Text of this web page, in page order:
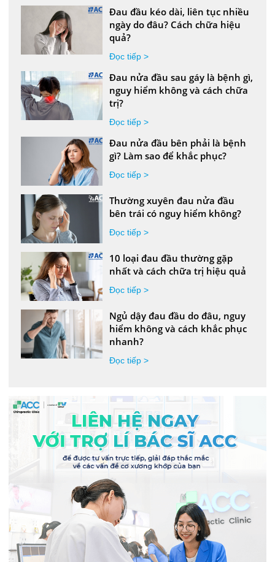
Đau đầu kéo dài, liên tục nhiều
ngày do đâu? Cách chữa hiệu
quả?
Đọc tiếp >
Đau nửa đầu sau gáy là bệnh gì,
nguy hiểm không và cách chữa
trị?
Đọc tiếp >
Đau nửa đầu bên phải là bệnh
gì? Làm sao để khắc phục?
Đọc tiếp >
Thường xuyên đau nửa đầu
bên trái có nguy hiểm không?
Đọc tiếp >
10 loại đau đầu thường gặp
nhất và cách chữa trị hiệu quả
Đọc tiếp >
Ngủ dậy đau đầu do đâu, nguy
hiểm không và cách khắc phục
nhanh?
Đọc tiếp >